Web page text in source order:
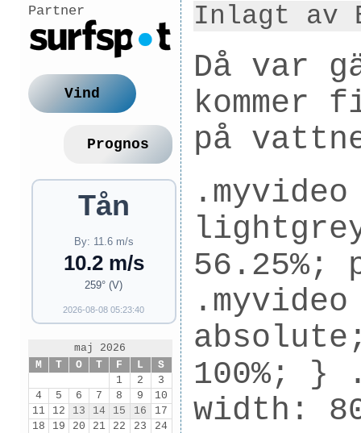
Partner
Vind
Prognos
Tån
By: 11.6 m/s
10.2 m/s
259° (V)
2026-08-08 05:23:40
maj 2026
M
T O T F L
S
1
2
3
4
5 6 7 8 9
10
11
12 13 14 15 16
17
18
19 20 21 22 23
24
Inlagt av
Då var
kommer
på
100%; }
width: